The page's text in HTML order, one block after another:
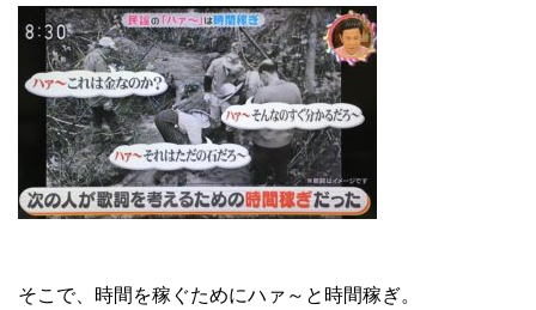
そこで、時間を稼ぐためにハァ～と時間稼ぎ。